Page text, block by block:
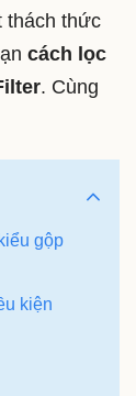
thách thức
cách lọc
. Cùng
gộp
kiện